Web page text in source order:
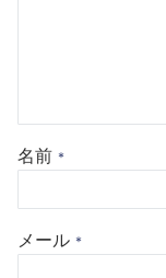
名前 *
メール *